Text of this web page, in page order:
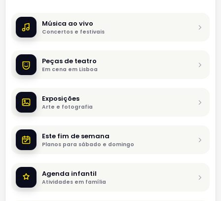
Música ao vivo
Concertos e festivais
Peças de teatro
Em cena em Lisboa
Exposições
Arte e fotografia
Este fim de semana
Planos para sábado e domingo
Agenda infantil
Atividades em família